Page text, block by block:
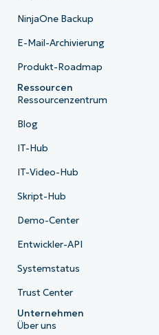
NinjaOne Backup
E-Mail-Archivierung
Produkt-Roadmap
Ressourcen
Ressourcenzentrum
Blog
IT-Hub
IT-Video-Hub
Skript-Hub
Demo-Center
Entwickler-API
Systemstatus
Trust Center
Unternehmen
Über uns